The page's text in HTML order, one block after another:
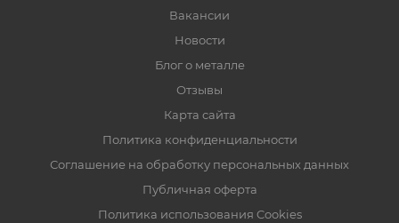
Вакансии
Новости
Блог о металле
Отзывы
Карта сайта
Политика конфиденциальности
Соглашение на обработку персональных данных
Публичная оферта
Политика использования Cookies